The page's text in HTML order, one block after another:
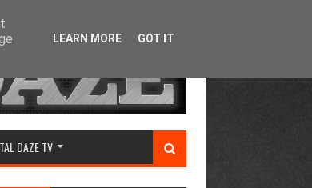
DAZE TV
LEARN MORE GOT IT